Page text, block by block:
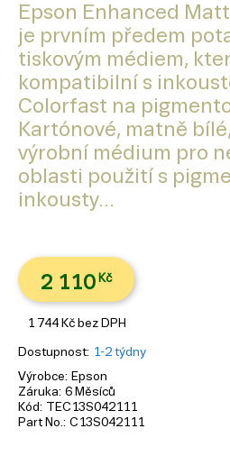
Epson Enhanced
je prvním předem
tiskovým médiem,
kompatibilní s
Colorfast na
Kartónové, matně
výrobní médium pro
oblasti použití s
inkousty...
2 110 Kč
1 744 Kč bez DPH
Dostupnost 1-2 týdny
Výrobce
Epson
Záruka 6 Měsíců
Kód
TEC13S042111
Part No. C13S042111